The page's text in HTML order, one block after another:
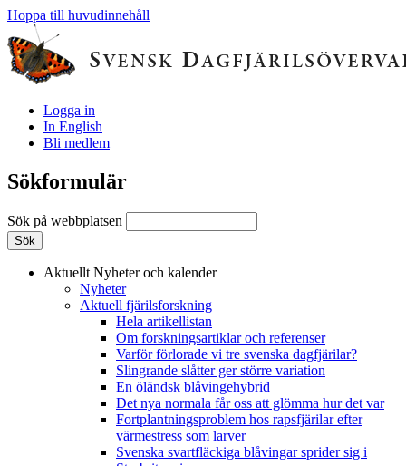
Hoppa till huvudinnehåll
Logga in
In English
Bli medlem
Sökformulär
Sök på webbplatsen
Aktuellt Nyheter och kalender
Nyheter
Aktuell fjärilsforskning
Hela artikellistan
Om forskningsartiklar och referenser
Varför förlorade vi tre svenska dagfjärilar?
Slingrande slåtter ger större variation
En öländsk blåvingehybrid
Det nya normala får oss att glömma hur det var
Fortplantningsproblem hos rapsfjärilar efter
värmestress som larver
Svenska svartfläckiga blåvingar sprider sig i